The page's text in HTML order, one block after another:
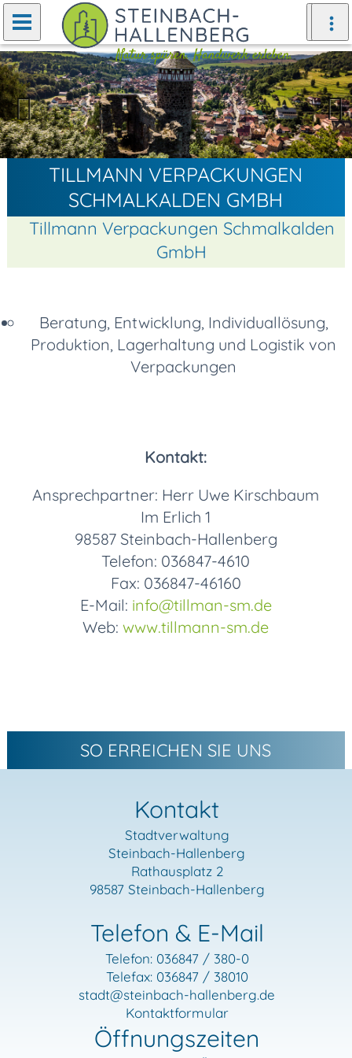
Zurück Weiter
TILLMANN VERPACKUNGEN
SCHMALKALDEN GMBH
Tillmann Verpackungen Schmalkalden
GmbH
Beratung, Entwicklung, Individuallösung,
Produktion, Lagerhaltung und Logistik von
Verpackungen
Kontakt:
Ansprechpartner: Herr Uwe Kirschbaum
Im Erlich 1
98587 Steinbach-Hallenberg
Telefon: 036847-4610
Fax: 036847-46160
E-Mail: info@tillman-sm.de
Web:www.tillmann-sm.de
SO ERREICHEN SIE UNS
Kontakt
Stadtverwaltung
Steinbach-Hallenberg
Rathausplatz 2
98587 Steinbach-Hallenberg
Telefon & E-Mail
Telefon: 036847 / 380-0
Telefax: 036847 / 38010
stadt@steinbach-hallenberg.de
Kontaktformular
Öffnungszeiten